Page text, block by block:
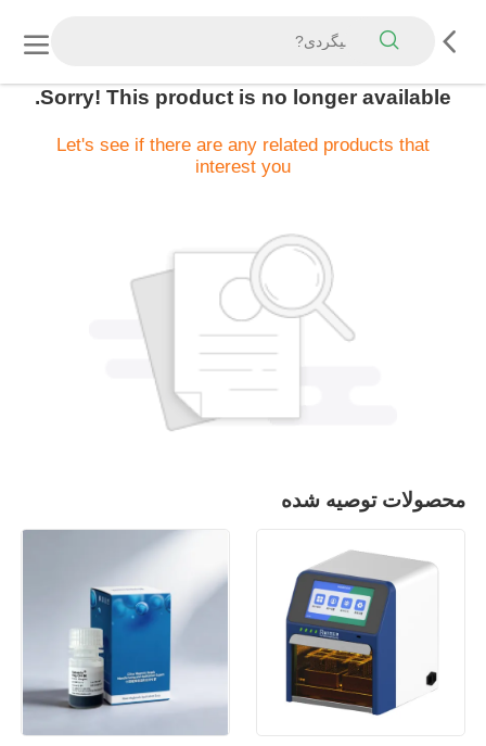
Sorry! This product is no longer available.
Let's see if there are any related products that
interest you
محصولات توصیه شده